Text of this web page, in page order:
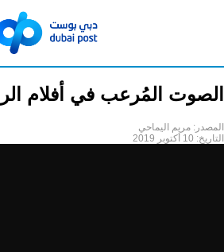
الصوت المُرعب في أفلام
المصدر: مريم اليماحي
التاريخ: 10 أكتوبر 2019